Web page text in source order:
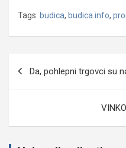
Tags: budica, budica.info,
objava
Da, pohlepni trgovci su